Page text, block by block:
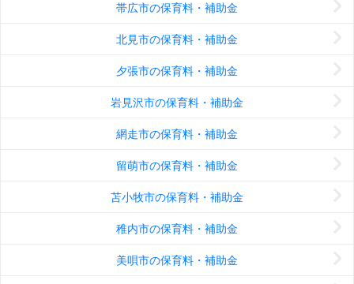
帯広市の保育料・補助金
北見市の保育料・補助金
夕張市の保育料・補助金
岩見沢市の保育料・補助金
網走市の保育料・補助金
留萌市の保育料・補助金
苫小牧市の保育料・補助金
稚内市の保育料・補助金
美唄市の保育料・補助金